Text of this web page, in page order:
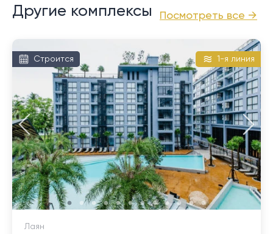
Посмотреть все →
Другие комплексы
Строится 1-я линия
Лаян